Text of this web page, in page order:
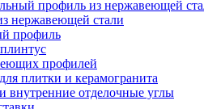
профиль из нержавеющей
нержавеющей стали
профиль
профилей
плитки и керамогранита
внутренние отделочные углы